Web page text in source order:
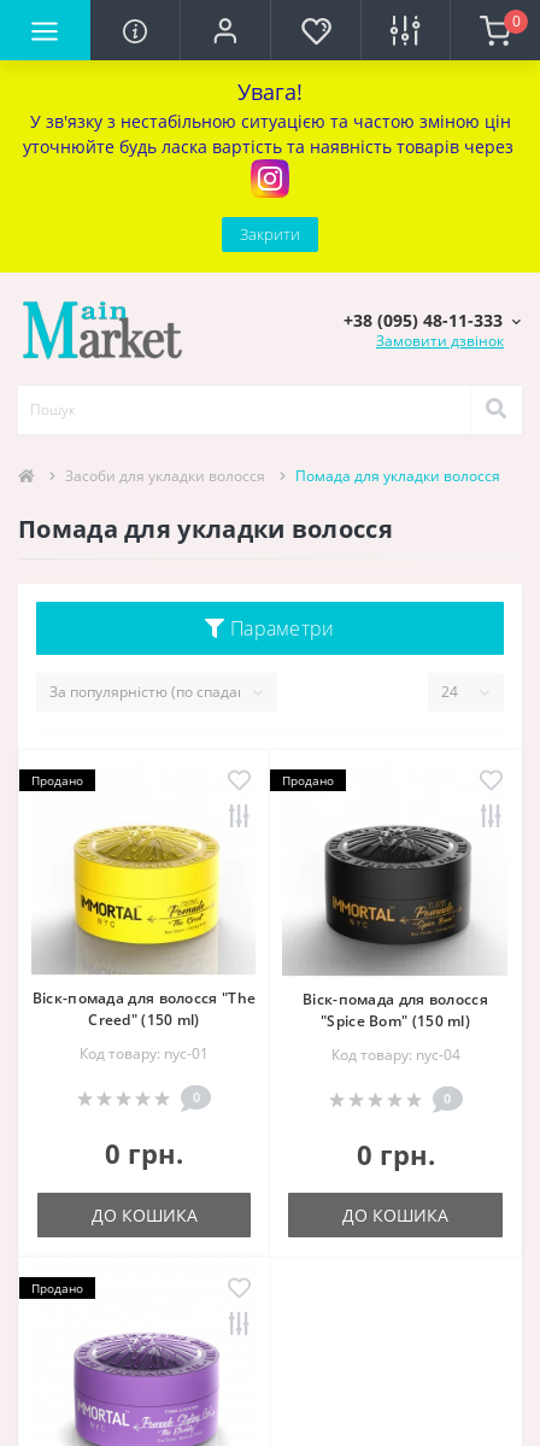
Увага!
У зв'язку з нестабільною ситуацією та частою зміною цін
уточнюйте будь ласка вартість та наявність товарів через
Закрити
0
+38 (095) 48-11-333
Замовити дзвінок
Засоби для укладки волосся Помада для укладки волосся
Помада для укладки волосся
Параметри
Продано
Віск-помада для волосся "The
Creed" (150 ml)
Код товару: nyc-01
0
0 грн.
ДО КОШИКА
Продано
Віск-помада для волосся
"Spice Bom" (150 ml)
Код товару: nyc-04
0
0 грн.
ДО КОШИКА
Продано